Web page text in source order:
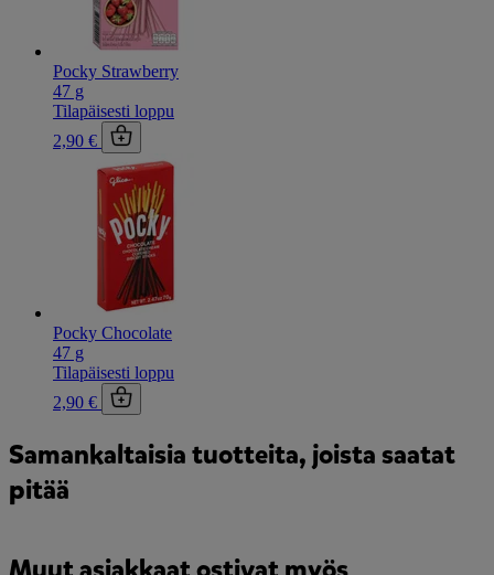
Pocky Strawberry
47 g
Tilapäisesti loppu
2,90 €
Pocky Chocolate
47 g
Tilapäisesti loppu
2,90 €
Samankaltaisia tuotteita, joista saatat
pitää